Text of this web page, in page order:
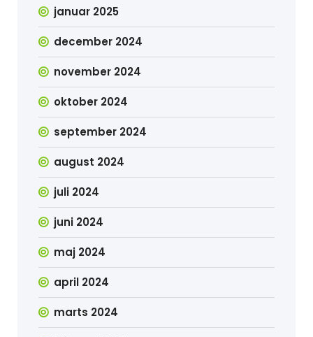
januar 2025
december 2024
november 2024
oktober 2024
september 2024
august 2024
juli 2024
juni 2024
maj 2024
april 2024
marts 2024